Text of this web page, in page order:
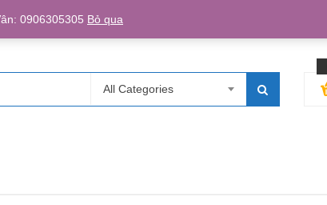
Login/Register
All Categories
0906305305 Bỏ qua